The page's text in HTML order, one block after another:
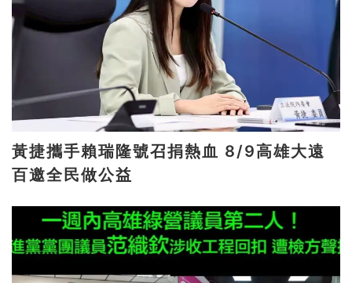
黃捷攜手賴瑞隆號召捐熱血 8/9高雄大遠
百邀全民做公益